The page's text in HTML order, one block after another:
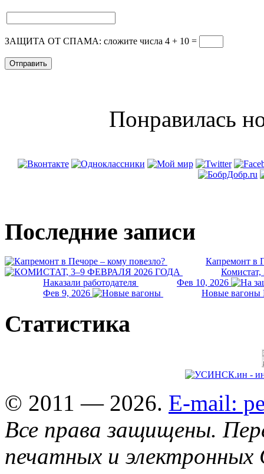
ЗАЩИТА ОТ СПАМА: сложите числа 4 + 10 =
Понравилась
Последние записи
Капремонт в
Комистат,
Наказали работодателя
Фев 10, 2026
Фев 9, 2026
Новые вагоны
Статистика
© 2011 — 2026. E-mail:
Все права защищены.
печатных и